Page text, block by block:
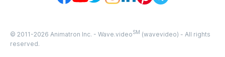
© 2011-2026 Animatron Inc. - Wave.videoSM (wavevideo) - All rights
reserved.